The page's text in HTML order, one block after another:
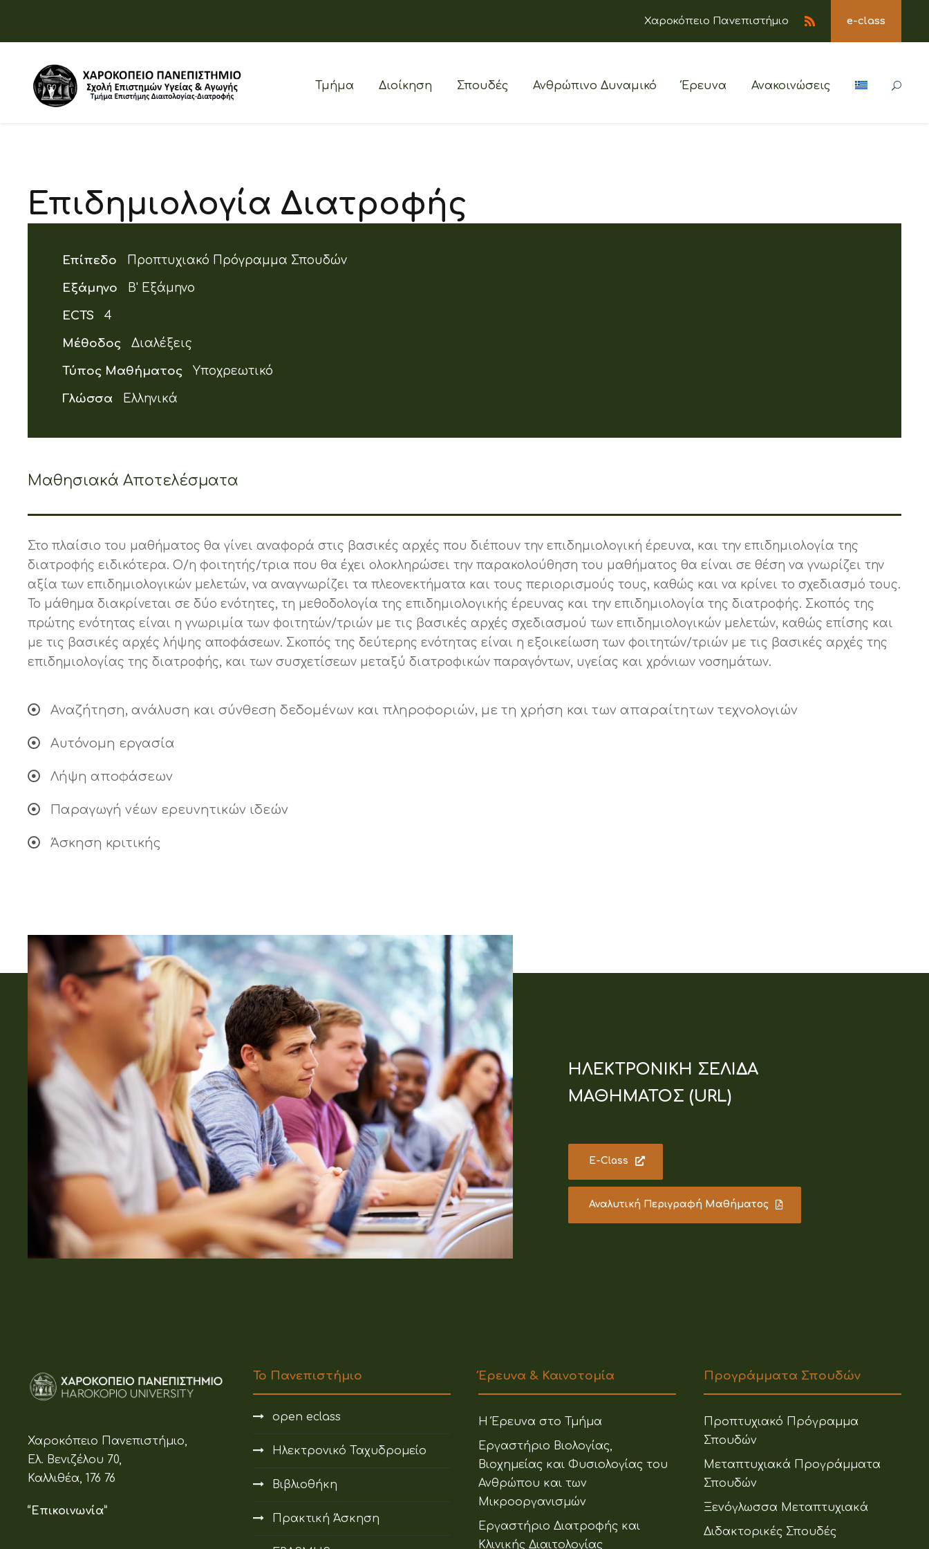
Χαροκόπειο Πανεπιστήμιο e-class
Τμήμα Διοίκηση Σπουδές Ανθρώπινο Δυναμικό Έρευνα Ανακοινώσεις
Επιδημιολογία Διατροφής
Επίπεδο Προπτυχιακό Πρόγραμμα Σπουδών
Εξάμηνο Β' Εξάμηνο
ECTS 4
Μέθοδος Διαλέξεις
Τύπος Μαθήματος Υποχρεωτικό
Γλώσσα Ελληνικά
Μαθησιακά Αποτελέσματα
Στο πλαίσιο του μαθήματος θα γίνει αναφορά στις βασικές αρχές που διέπουν την επιδημιολογική έρευνα, και την επιδημιολογία της
διατροφής ειδικότερα. Ο/η φοιτητής/τρια που θα έχει ολοκληρώσει την παρακολούθηση του μαθήματος θα είναι σε θέση να γνωρίζει την
αξία των επιδημιολογικών μελετών, να αναγνωρίζει τα πλεονεκτήματα και τους περιορισμούς τους, καθώς και να κρίνει το σχεδιασμό τους.
Το μάθημα διακρίνεται σε δύο ενότητες, τη μεθοδολογία της επιδημιολογικής έρευνας και την επιδημιολογία της διατροφής. Σκοπός της
πρώτης ενότητας είναι η γνωριμία των φοιτητών/τριών με τις βασικές αρχές σχεδιασμού των επιδημιολογικών μελετών, καθώς επίσης και
με τις βασικές αρχές λήψης αποφάσεων. Σκοπός της δεύτερης ενότητας είναι η εξοικείωση των φοιτητών/τριών με τις βασικές αρχές της
επιδημιολογίας της διατροφής, και των συσχετίσεων μεταξύ διατροφικών παραγόντων, υγείας και χρόνιων νοσημάτων.
Αναζήτηση, ανάλυση και σύνθεση δεδομένων και πληροφοριών, με τη χρήση και των απαραίτητων τεχνολογιών
Αυτόνομη εργασία
Λήψη αποφάσεων
Παραγωγή νέων ερευνητικών ιδεών
Άσκηση κριτικής
ΗΛΕΚΤΡΟΝΙΚΗ ΣΕΛΙΔΑ
ΜΑΘΗΜΑΤΟΣ (URL)
E-Class
Αναλυτική Περιγραφή Μαθήματος
Χαροκόπειο Πανεπιστήμιο,
Ελ. Βενιζέλου 70,
Καλλιθέα, 176 76
“Επικοινωνία”
Το Πανεπιστήμιο
open eclass
Ηλεκτρονικό Ταχυδρομείο
Βιβλιοθήκη
Πρακτική Άσκηση
Έρευνα & Καινοτομία
Η Έρευνα στο Τμήμα
Εργαστήριο Βιολογίας,
Βιοχημείας και Φυσιολογίας του
Ανθρώπου και των
Μικροοργανισμών
Εργαστήριο Διατροφής και
Κλινικής Διαιτολογίας
Προγράμματα Σπουδών
Προπτυχιακό Πρόγραμμα
Σπουδών
Μεταπτυχιακά Προγράμματα
Σπουδών
Ξενόγλωσσα Μεταπτυχιακά
Διδακτορικές Σπουδές